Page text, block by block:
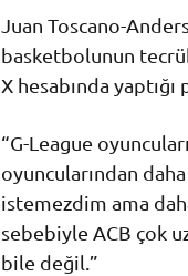
Juan Toscano-
basketbolunun
X hesabında
“G-League
oyuncularından
istemezdim ama
sebebiyle ACB çok
bile değil.”